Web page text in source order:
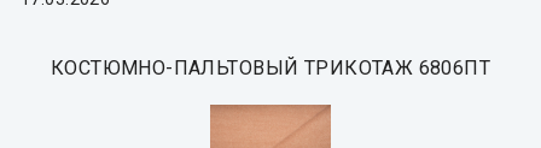
КОСТЮМНО-ПАЛЬТОВЫЙ ТРИКОТАЖ 6806ПТ